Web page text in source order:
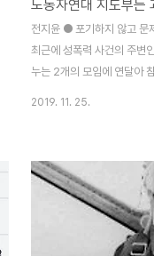
실제 일어났던 사건들과 내
가를 떠올리게 하는 캐릭터
으로 묘사되어 있어 재밌다
다’..
전지윤 ● 포기하지 않고 문
최근에 성폭력 사건의 주변
누는 2개의 모임에 연달아
고통과 상처를 받는데 충분
왔다는 것이다. 나만해도 이
이야기를 하면서 몇 가지
는 것을 확인할 수 있었다.
2019. 11. 25.